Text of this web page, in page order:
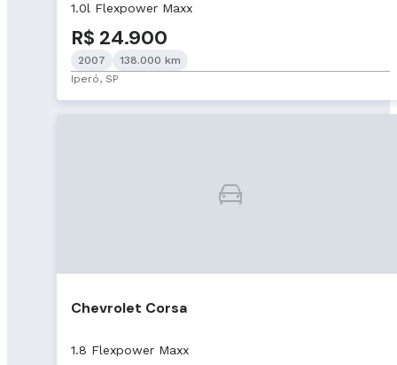
1.0l Flexpower Maxx
R$ 24.900
2007
138.000 km
Iperó, SP
Chevrolet Corsa
1.8 Flexpower Maxx